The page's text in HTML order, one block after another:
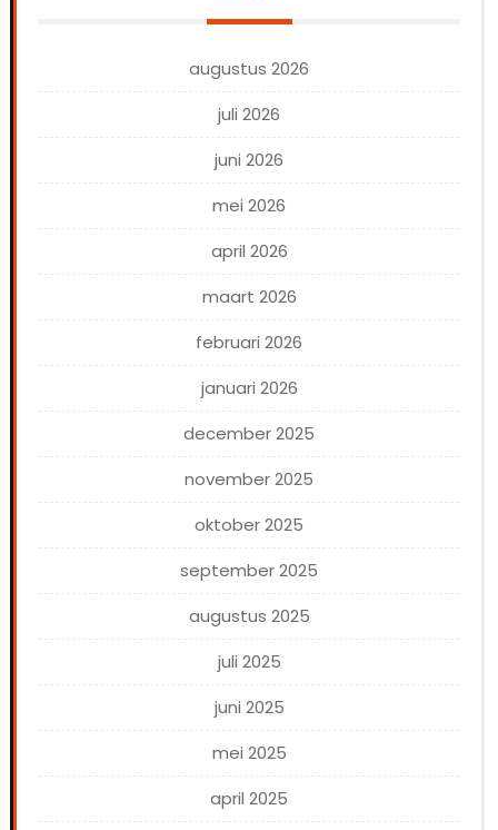
augustus 2026
juli 2026
juni 2026
mei 2026
april 2026
maart 2026
februari 2026
januari 2026
december 2025
november 2025
oktober 2025
september 2025
augustus 2025
juli 2025
juni 2025
mei 2025
april 2025